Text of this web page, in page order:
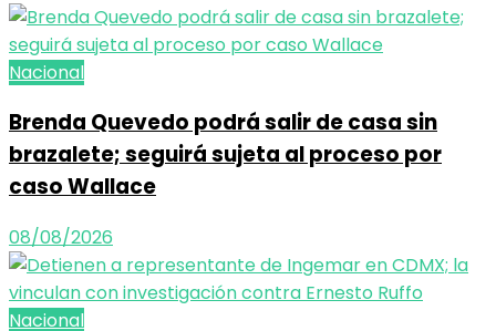
Nacional
Brenda Quevedo podrá salir de casa sin
brazalete; seguirá sujeta al proceso por
caso Wallace
08/08/2026
Nacional